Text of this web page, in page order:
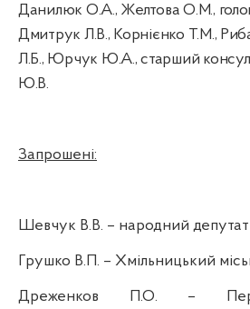
Данилюк О.А., Желтова О.М.,
Дмитрук Л.В., Корнієнко Т.М.,
Л.Б., Юрчук Ю.А., старший
Ю.В.
Запрошені:
Шевчук В.В. – народний
Грушко В.П. – Хмільницький
Дреженков П.О. –